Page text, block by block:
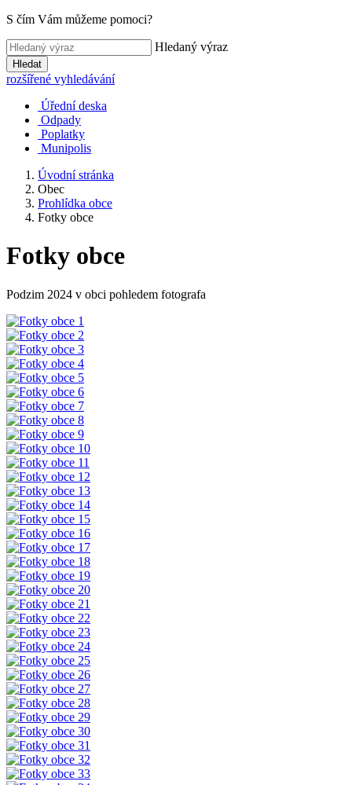
S čím Vám můžeme pomoci?
Hledaný výraz
Hledat
rozšířené vyhledávání
Úřední deska
Odpady
Poplatky
Munipolis
Úvodní stránka
Obec
Prohlídka obce
Fotky obce
Fotky obce
Podzim 2024 v obci pohledem fotografa